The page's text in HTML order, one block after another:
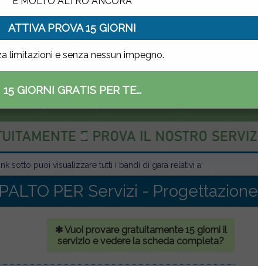
ATTIVA PROVA 15 GIORNI
limitazioni e senza nessun impegno.
15 GIORNI GRATIS PER TE...
gare di appalto
sotto puoi visualizzare tutti i bandi di gara relativi a:
PER Servizi - Progettazione
✱ Vuoi provare gratuitamente 15 giorni il
servizio e vedere la scheda completa?